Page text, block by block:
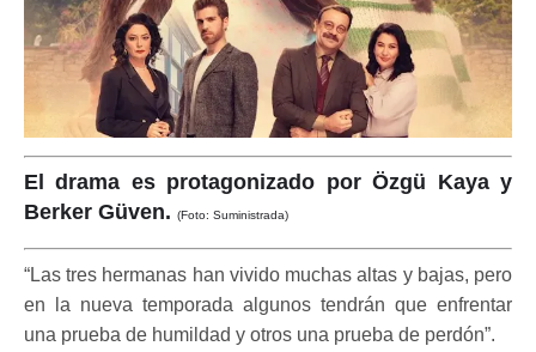
El drama es protagonizado por Özgü Kaya y
Berker Güven. (Foto: Suministrada)
“Las tres hermanas han vivido muchas altas y bajas, pero
en la nueva temporada algunos tendrán que enfrentar
una prueba de humildad y otros una prueba de perdón”.